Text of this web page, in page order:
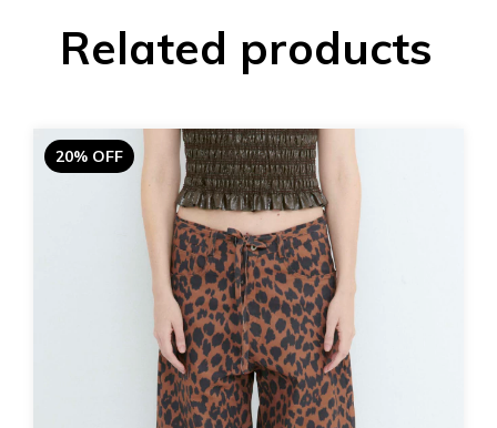
Related products
20% OFF